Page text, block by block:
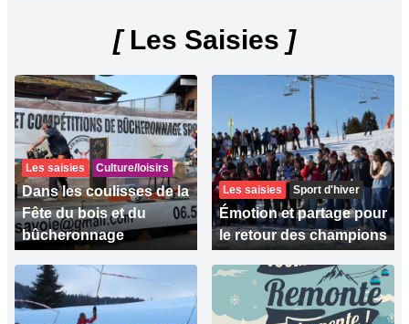
[Les Saisies ]
Les saisies Culture/loisirs
Dans les coulisses de la
Fête du bois et du
bûcheronnage
Les saisies Sport d'hiver
Émotion et partage pour
le retour des champions